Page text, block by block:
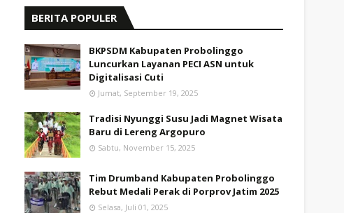
BERITA POPULER
BKPSDM Kabupaten Probolinggo
Luncurkan Layanan PECI ASN untuk
Digitalisasi Cuti
Jumat, September 19, 2025
Tradisi Nyunggi Susu Jadi Magnet Wisata
Baru di Lereng Argopuro
Sabtu, November 15, 2025
Tim Drumband Kabupaten Probolinggo
Rebut Medali Perak di Porprov Jatim 2025
Selasa, Juli 01, 2025